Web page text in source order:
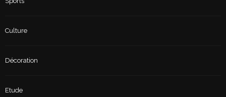
Culture
Décoration
Etude